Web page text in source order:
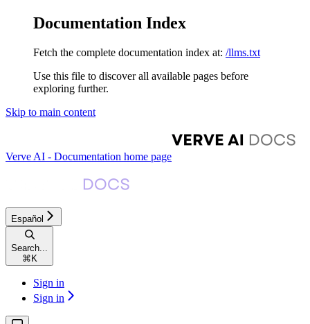
Documentation Index
Fetch the complete documentation index at: /llms.txt
Use this file to discover all available pages before
exploring further.
Skip to main content
Verve AI - Documentation home page
Español
Search...
⌘ K
Sign in
Sign in